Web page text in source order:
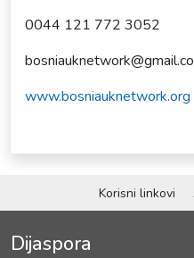
0044 121 772 3052
www.bosniauknetwork.org
Korisni linkovi
Dijaspora